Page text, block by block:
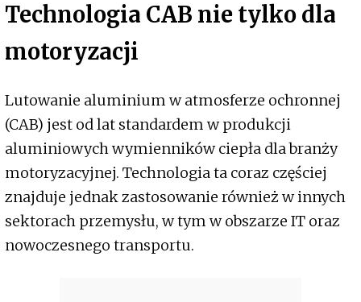
Technologia CAB nie tylko dla
motoryzacji
Lutowanie aluminium w atmosferze ochronnej
(CAB) jest od lat standardem w produkcji
aluminiowych wymienników ciepła dla branży
motoryzacyjnej. Technologia ta coraz częściej
znajduje jednak zastosowanie również w innych
sektorach przemysłu, w tym w obszarze IT oraz
nowoczesnego transportu.